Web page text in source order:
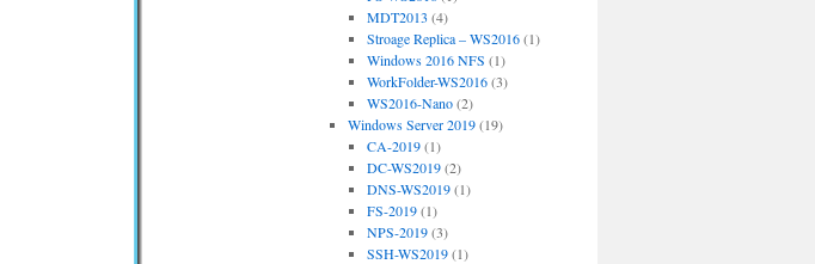
MDT2013 (4)
Stroage Replica – WS2016(1)
Windows 2016 NFS (1)
WorkFolder-WS2016(3)
WS2016-Nano(2)
Windows Server 2019(19)
CA-2019(1)
DC-WS2019(2)
DNS-WS2019(1)
FS-2019(1)
NPS-2019(3)
SSH-WS2019(1)